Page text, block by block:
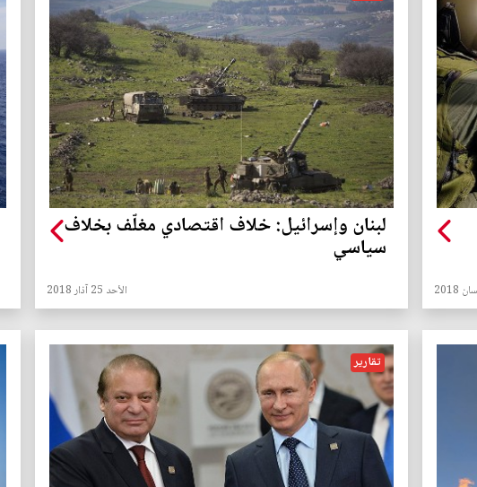
لبنان وإسرائيل: خلاف اقتصادي مغلّف بخلاف
سياسي
الأحد 25 آذار 2018
تقارير